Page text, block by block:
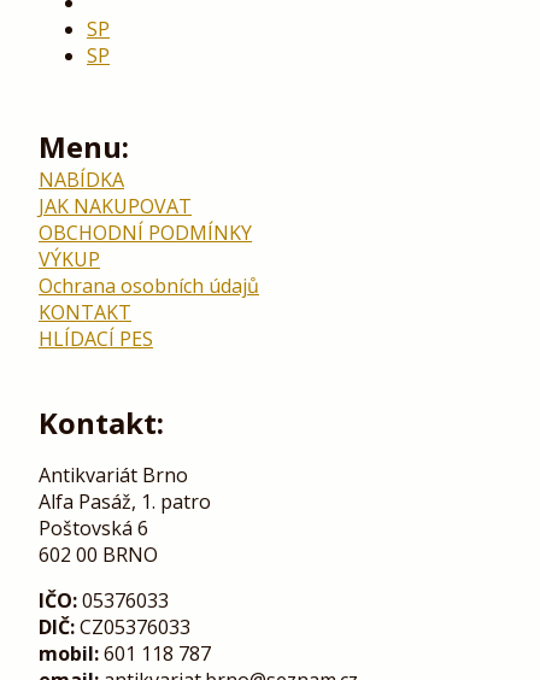
SP
SP
Menu:
NABÍDKA
JAK NAKUPOVAT
OBCHODNÍ PODMÍNKY
VÝKUP
Ochrana osobních údajů
KONTAKT
HLÍDACÍ PES
Kontakt:
Antikvariát Brno
Alfa Pasáž, 1. patro
Poštovská 6
602 00 BRNO
IČO:05376033
DIČ:CZ05376033
mobil:601 118 787